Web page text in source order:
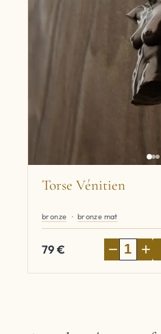
Torse Vénitien
bronze bronze mat
79€ − +